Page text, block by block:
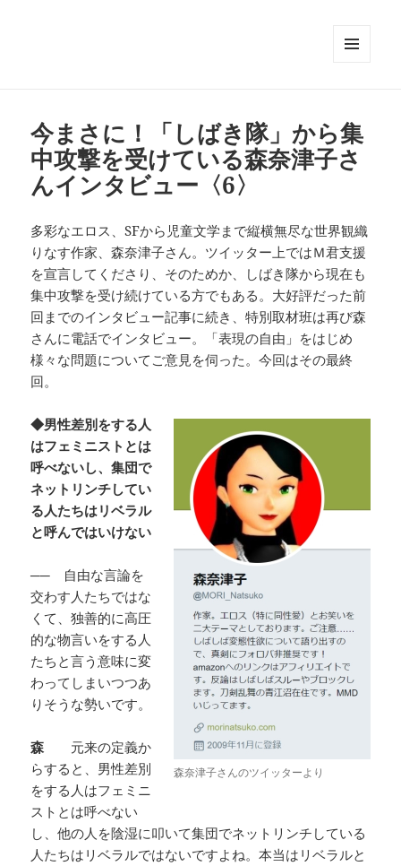
ット
今まさに！「しばき隊」から集
中攻撃を受けている森奈津子さ
んインタビュー〈6〉
多彩なエロス、SFから児童文学まで縦横無尽な世界観織
りなす作家、森奈津子さん。ツイッター上ではＭ君支援
を宣言してくださり、そのためか、しばき隊から現在も
集中攻撃を受け続けている方でもある。大好評だった前
回までのインタビュー記事に続き、特別取材班は再び森
さんに電話でインタビュー。「表現の自由」をはじめ
様々な問題についてご意見を伺った。今回はその最終
回。
森奈津子さんのツイッターより
◆男性差別をする人
はフェミニストとは
呼べないし、集団で
ネットリンチしてい
る人たちはリベラル
と呼んではいけない
── 自由な言論を
交わす人たちではな
くて、独善的に高圧
的な物言いをする人
たちと言う意味に変
わってしまいつつあ
りそうな勢いです。
森 元来の定義か
らすると、男性差別
をする人はフェミニ
ストとは呼べない
し、他の人を陰湿に叩いて集団でネットリンチしている
人たちはリベラルではないですよね。本当はリベラルと